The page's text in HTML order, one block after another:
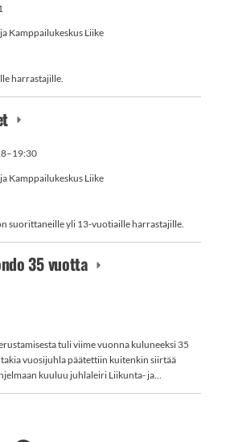
Kamppailukeskus Liike
harrastajille.
–19:30
Kamppailukeskus Liike
suorittaneille yli 13-vuotiaille harrastajille.
35 vuotta
tuli viime vuonna kuluneeksi 35
vuosijuhla päätettiin kuitenkin siirtää
kuuluu juhlaleiri Liikunta- ja…